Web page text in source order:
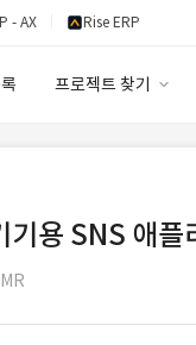
- AX Rise ERP
프로젝트 찾기
기용 SNS 애플